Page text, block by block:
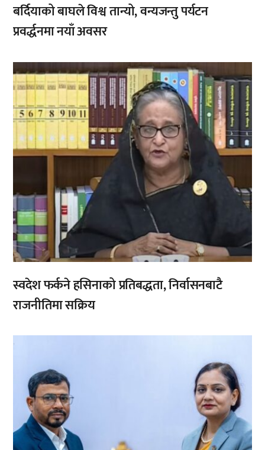
बर्दियाको बाघले विश्व तान्यो, वन्यजन्तु पर्यटन
प्रवर्द्धनमा नयाँ अवसर
,,
स्वदेश फर्कने हसिनाको प्रतिबद्धता, निर्वासनबाटै
राजनीतिमा सक्रिय
,